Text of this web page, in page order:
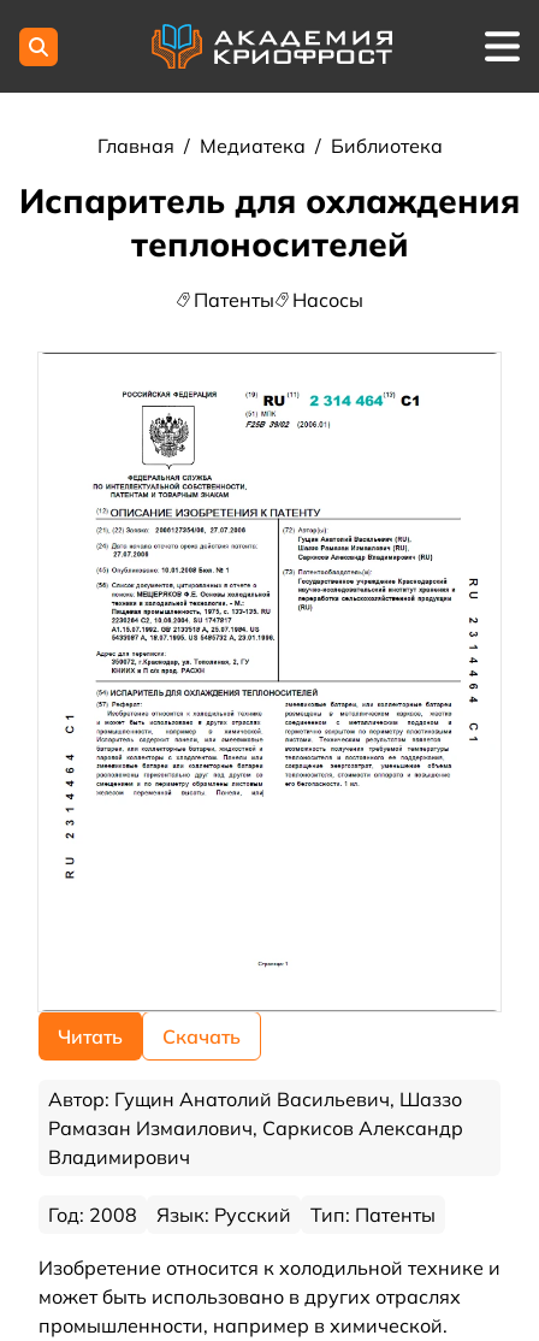
Главная / Медиатека / Библиотека
Испаритель для охлаждения
теплоносителей
Патенты Насосы
Читать Скачать
Автор: Гущин Анатолий Васильевич, Шаззо
Рамазан Измаилович, Саркисов Александр
Владимирович
Год: 2008 Язык: Русский Тип: Патенты
Изобретение относится к холодильной технике и
может быть использовано в других отраслях
промышленности, например в химической.